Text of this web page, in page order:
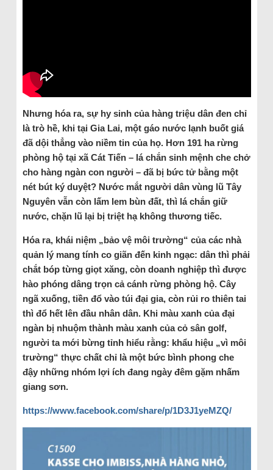
Nhưng hóa ra, sự hy sinh của hàng triệu dân đen chỉ
là trò hề, khi tại Gia Lai, một gáo nước lạnh buốt giá
đã dội thẳng vào niềm tin của họ. Hơn 191 ha rừng
phòng hộ tại xã Cát Tiến – lá chắn sinh mệnh che chở
cho hàng ngàn con người – đã bị bức tử bằng một
nét bút ký duyệt? Nước mắt người dân vùng lũ Tây
Nguyên vẫn còn lấm lem bùn đất, thì lá chắn giữ
nước, chặn lũ lại bị triệt hạ không thương tiếc.
Hóa ra, khái niệm „bảo vệ môi trường“ của các nhà
quản lý mang tính co giãn đến kinh ngạc: dân thì phải
chắt bóp từng giọt xăng, còn doanh nghiệp thì được
hào phóng dâng trọn cả cánh rừng phòng hộ. Cây
ngã xuống, tiền đổ vào túi đại gia, còn rủi ro thiên tai
thì đổ hết lên đầu nhân dân. Khi màu xanh của đại
ngàn bị nhuộm thành màu xanh của cỏ sân golf,
người ta mới bừng tỉnh hiểu rằng: khẩu hiệu „vì môi
trường“ thực chất chỉ là một bức bình phong che
đậy những nhóm lợi ích đang ngày đêm gặm nhấm
giang sơn.
https://www.facebook.com/share/p/1D3J1yeMZQ/